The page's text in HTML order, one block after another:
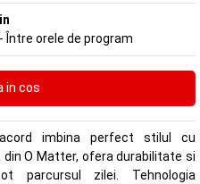
- Între orele de program
imbina perfect stilul cu
O Matter, ofera durabilitate si
parcursul zilei. Tehnologia